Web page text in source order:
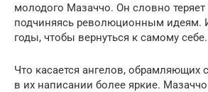
молодого Мазаччо. Он словно теряет
подчиняясь революционным идеям.
годы, чтобы вернуться к самому себе.
Что касается ангелов, обрамляющих
в их написании более яркие.